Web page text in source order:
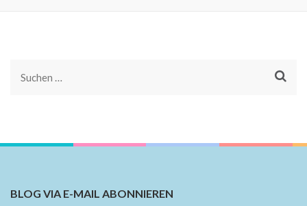
Suchen
BLOG VIA E-MAIL ABONNIEREN